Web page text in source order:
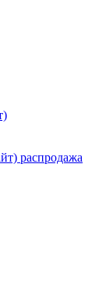
распродажа